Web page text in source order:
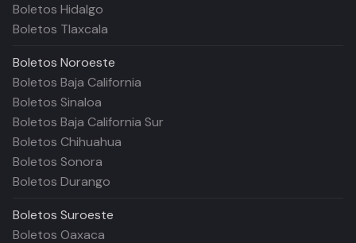
Boletos Hidalgo
Boletos Tlaxcala
Boletos Noroeste
Boletos Baja California
Boletos Sinaloa
Boletos Baja California Sur
Boletos Chihuahua
Boletos Sonora
Boletos Durango
Boletos Suroeste
Boletos Oaxaca